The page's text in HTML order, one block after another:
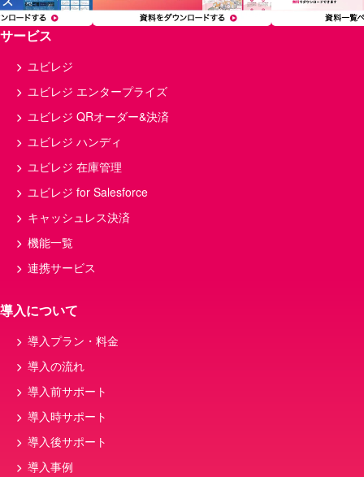
サービス
ユビレジ
ユビレジ エンタープライズ
ユビレジ QRオーダー&決済
ユビレジ ハンディ
ユビレジ 在庫管理
ユビレジ for Salesforce
キャッシュレス決済
機能一覧
連携サービス
導入について
導入プラン・料金
導入の流れ
導入前サポート
導入時サポート
導入後サポート
導入事例